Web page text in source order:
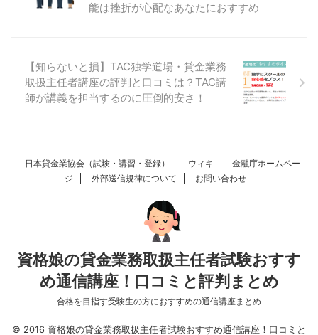
能は挫折が心配なあなたにおすすめ
【知らないと損】TAC独学道場・貸金業務
取扱主任者講座の評判と口コミは？TAC講
師が講義を担当するのに圧倒的安さ！
日本貸金業協会（試験・講習・登録） ウィキ
金融庁ホームペー
ジ
外部送信規律について お問い合わせ
資格娘の貸金業務取扱主任者試験おすす
め通信講座！口コミと評判まとめ
合格を目指す受験生の方におすすめの通信講座まとめ
© 2016 資格娘の貸金業務取扱主任者試験おすすめ通信講座！口コミと